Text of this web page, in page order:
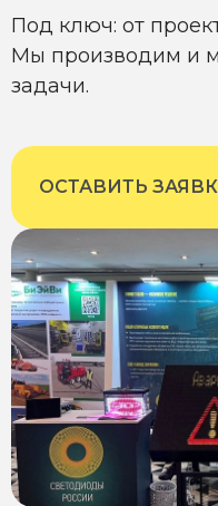
Под ключ: от
Мы производим и
задачи.
ОСТАВИТЬ